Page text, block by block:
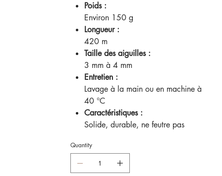
Poids :
Environ 150 g
Longueur :
420 m
Taille des aiguilles :
3 mm à 4 mm
Entretien :
Lavage à la main ou en machine à
40 °C
Caractéristiques :
Solide, durable, ne feutre pas
Quantity